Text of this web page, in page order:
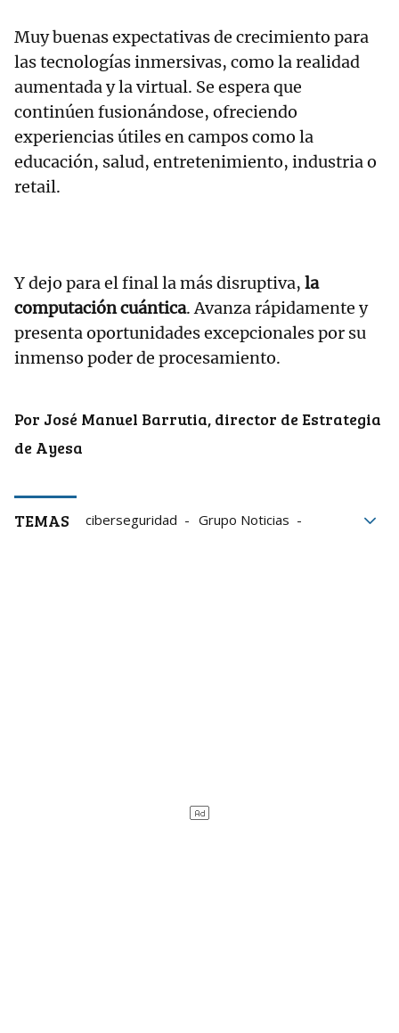
Muy buenas expectativas de crecimiento para
las tecnologías inmersivas, como la realidad
aumentada y la virtual. Se espera que
continúen fusionándose, ofreciendo
experiencias útiles en campos como la
educación, salud, entretenimiento, industria o
retail.
Y dejo para el final la más disruptiva, la
computación cuántica. Avanza rápidamente y
presenta oportunidades excepcionales por su
inmenso poder de procesamiento.
Por José Manuel Barrutia, director de Estrategia
de Ayesa
TEMAS ciberseguridad
Grupo Noticias